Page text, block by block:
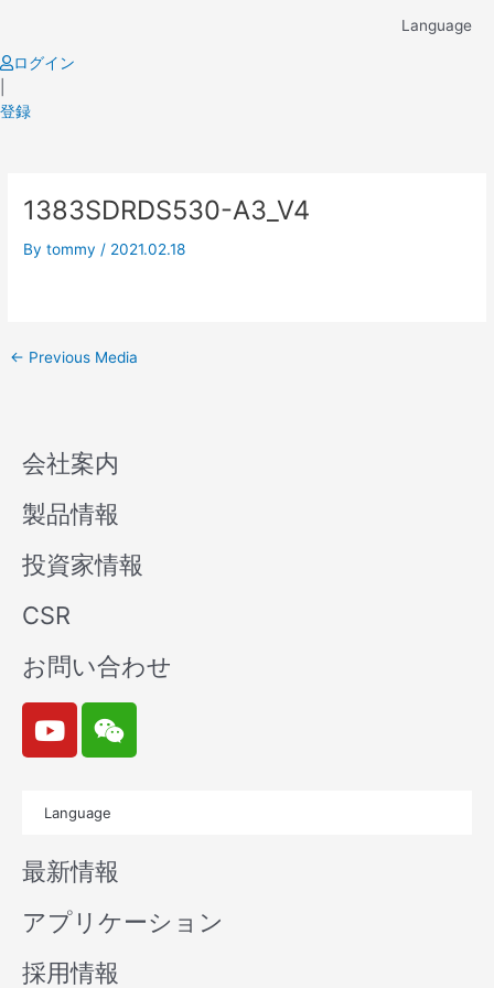
content
Language
ログイン
登録
1383SDRDS530-A3_V4
Bytommy / 2021.02.18
navigation
← Previous Media
会社案内
製品情報
投資家情報
CSR
お問い合わせ
Y
o
u
b
e
W
e
i
n
Language
最新情報
アプリケーション
採用情報